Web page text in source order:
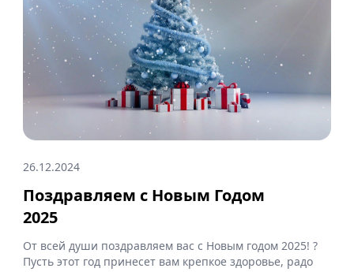
26.12.2024
Поздравляем с Новым Годом
2025
От всей души поздравляем вас с Новым годом 2025! ?
Пусть этот год принесет вам крепкое здоровье, радо